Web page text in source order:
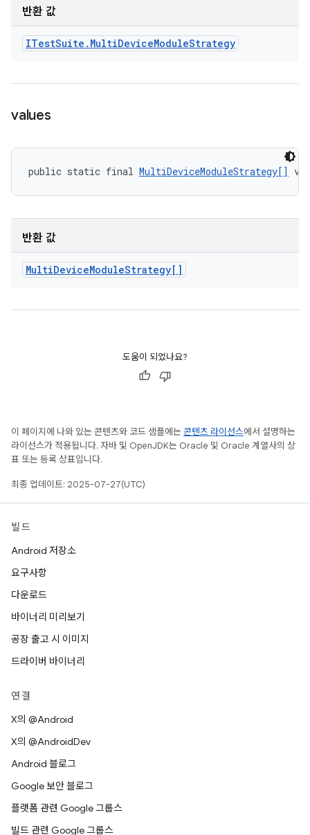
반환 값
ITestSuite . MultiDeviceModuleStrategy
values
public static final MultiDeviceModuleStrategy[]
반환 값
MultiDeviceModuleStrategy[]
도움이 되었나요?
이 페이지에 나와 있는 콘텐츠와 코드 샘플에는 콘텐츠 라이선스에서 설명하는
라이선스가 적용됩니다. 자바 및 OpenJDK는 Oracle 및 Oracle 계열사의 상
표 또는 등록 상표입니다.
최종 업데이트: 2025-07-27(UTC)
빌드
Android 저장소
요구사항
다운로드
바이너리 미리보기
공장 출고 시 이미지
드라이버 바이너리
연결
X의 @Android
X의 @AndroidDev
Android 블로그
Google 보안 블로그
플랫폼 관련 Google 그룹스
빌드 관련 Google 그룹스